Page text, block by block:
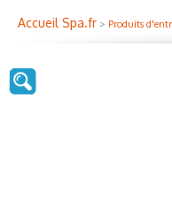
Accueil Spa.fr > Produits